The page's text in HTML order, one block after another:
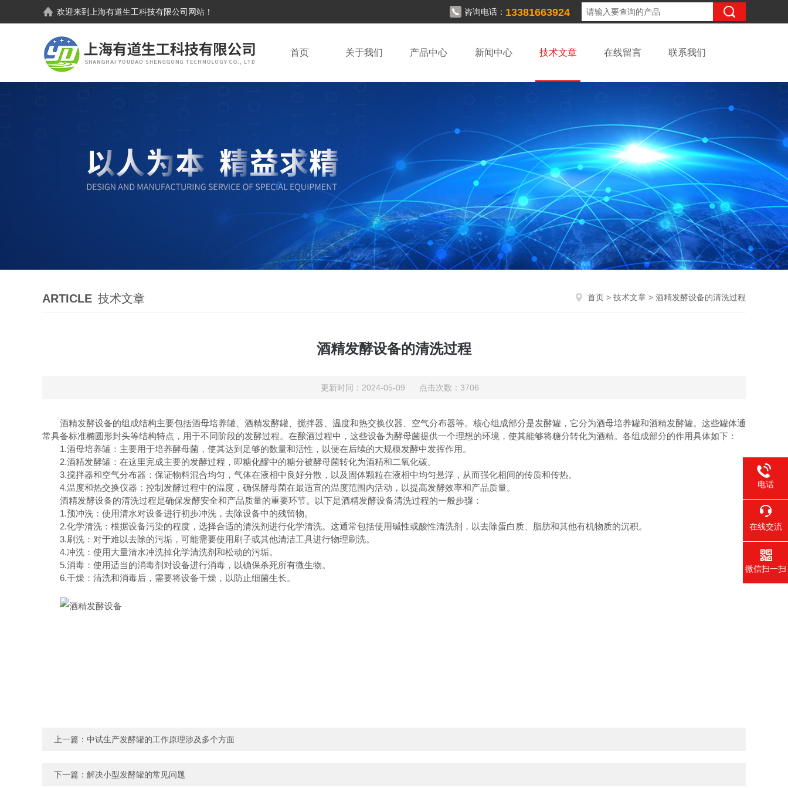
欢迎来到 上海有道生工科技有限公司 网站！ 咨询电话： 13381663924
首页 关于我们 产品中心 新闻中心 技术文章 在线留言 联系我们
ARTICLE 技术文章 首页 > 技术文章 > 酒精发酵设备的清洗过程
酒精发酵设备的清洗过程
更新时间：2024-05-09 点击次数：3706
酒精发酵设备的组成结构主要包括酒母培养罐、酒精发酵罐、搅拌器、温度和热交换仪器、空气分布器等。核心组成部分是发酵罐，它分为酒母培养罐和酒精发酵罐。这些罐体通
常具备标准椭圆形封头等结构特点，用于不同阶段的发酵过程。在酿酒过程中，这些设备为酵母菌提供一个理想的环境，使其能够将糖分转化为酒精。各组成部分的作用具体如下：
1.酒母培养罐：主要用于培养酵母菌，使其达到足够的数量和活性，以便在后续的大规模发酵中发挥作用。
2.酒精发酵罐：在这里完成主要的发酵过程，即糖化醪中的糖分被酵母菌转化为酒精和二氧化碳。
3.搅拌器和空气分布器：保证物料混合均匀，气体在液相中良好分散，以及固体颗粒在液相中均匀悬浮，从而强化相间的传质和传热。
4.温度和热交换仪器：控制发酵过程中的温度，确保酵母菌在最适宜的温度范围内活动，以提高发酵效率和产品质量。
酒精发酵设备的清洗过程是确保发酵安全和产品质量的重要环节。以下是酒精发酵设备清洗过程的一般步骤：
1.预冲洗：使用清水对设备进行初步冲洗，去除设备中的残留物。
2.化学清洗：根据设备污染的程度，选择合适的清洗剂进行化学清洗。这通常包括使用碱性或酸性清洗剂，以去除蛋白质、脂肪和其他有机物质的沉积。
3.刷洗：对于难以去除的污垢，可能需要使用刷子或其他清洁工具进行物理刷洗。
4.冲洗：使用大量清水冲洗掉化学清洗剂和松动的污垢。
5.消毒：使用适当的消毒剂对设备进行消毒，以确保杀死所有微生物。
6.干燥：清洗和消毒后，需要将设备干燥，以防止细菌生长。
上一篇： 中试生产发酵罐的工作原理涉及多个方面
下一篇： 解决小型发酵罐的常见问题
电话
在线交流
微信扫一扫